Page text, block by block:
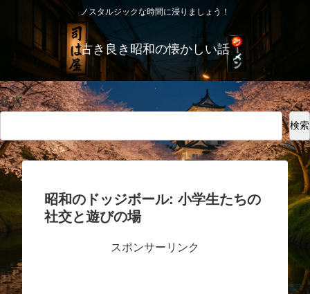
ノスタルジックな時間に浸りましょう！
古き良き昭和の懐かしい話
検索
検索
昭和のドッジボール: 小学生たちの
社交と遊びの場
スポンサーリンク